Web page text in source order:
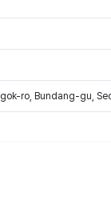
ro, Bundang-gu,